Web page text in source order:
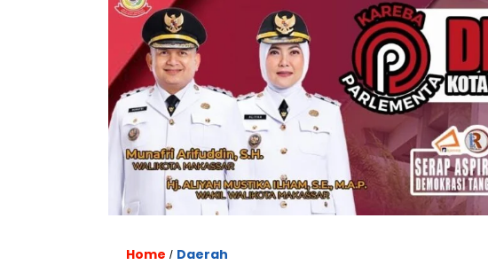
Home / Daerah